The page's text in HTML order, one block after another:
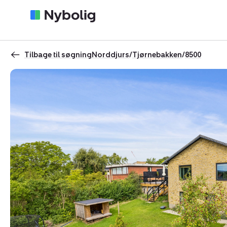
Tilbage til søgningNorddjurs/Tjørnebakken/8500